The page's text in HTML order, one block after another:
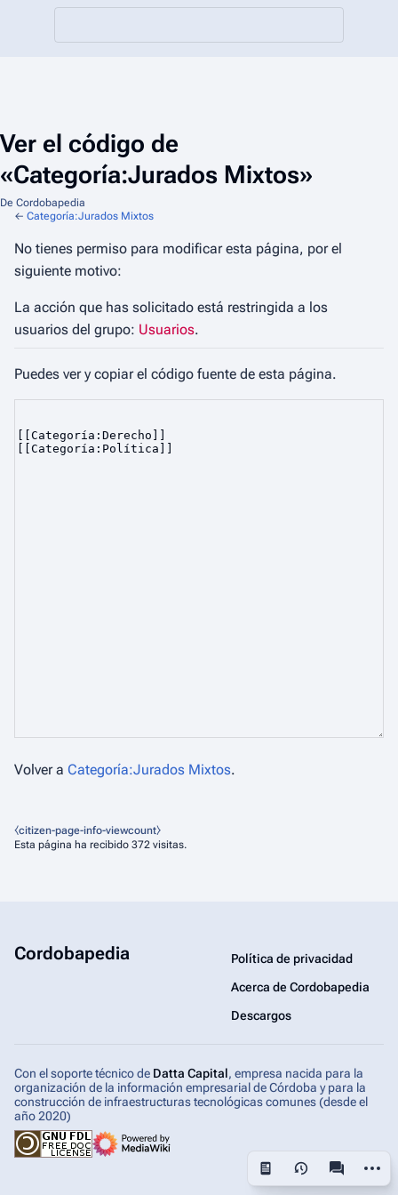
Ver el código de
«Categoría:Jurados Mixtos»
De Cordobapedia
Vistas associated-
← Categoría:Jurados Mixtos
No tienes permiso para modificar esta página, por el
siguiente motivo:
La acción que has solicitado está restringida a los
usuarios del grupo: Usuarios.
Puedes ver y copiar el código fuente de esta página.
Volver a Categoría:Jurados Mixtos.
⧼citizen-page-info-viewcount⧽
Esta página ha recibido 372 visitas.
Cordobapedia
Política de privacidad
Acerca de Cordobapedia
Descargos
Con el soporte técnico de Datta Capital, empresa nacida para la
organización de la información empresarial de Córdoba y para la
construcción de infraestructuras tecnológicas comunes (desde el
año 2020)